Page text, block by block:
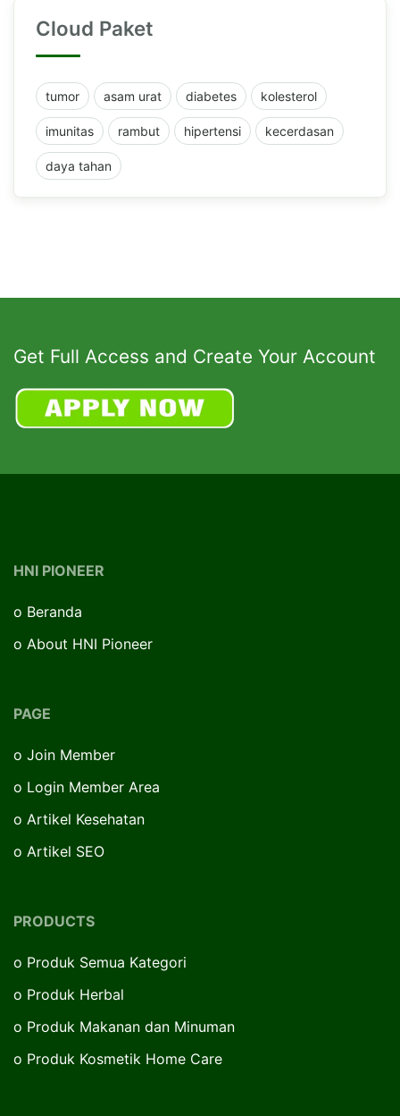
Cloud Paket
tumor asam urat diabetes kolesterol
imunitas rambut hipertensi kecerdasan
daya tahan
Get Full Access and Create Your Account
HNI PIONEER
o Beranda
o About HNI Pioneer
PAGE
o Join Member
o Login Member Area
o Artikel Kesehatan
o Artikel SEO
PRODUCTS
o Produk Semua Kategori
o Produk Herbal
o Produk Makanan dan Minuman
o Produk Kosmetik Home Care